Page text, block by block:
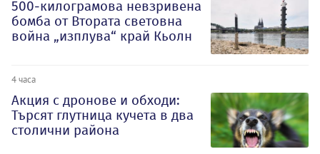
500-килограмова невзривена
бомба от Втората световна
война „изплува“ край Кьолн
4 часа
Акция с дронове и обходи:
Търсят глутница кучета в два
столични района